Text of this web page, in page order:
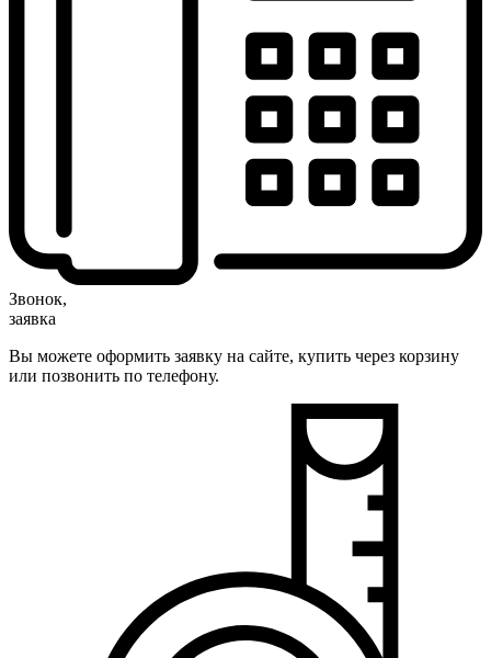
Звонок,
заявка
Вы можете оформить заявку на сайте, купить через корзину
или позвонить по телефону.